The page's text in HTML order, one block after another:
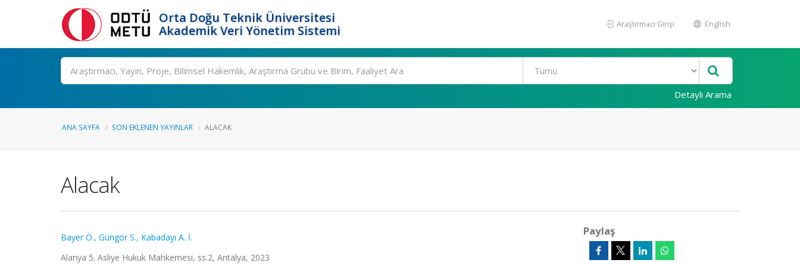
Orta Doğu Teknik Üniversitesi
Akademik Veri Yönetim Sistemi
Araştırmacı Girişi English
Ara
Detaylı Arama
ANA SAYFA SON EKLENEN YAYINLAR ALACAK
Alacak
Bayer Ö., Güngör S., Kabadayı A. İ.
Alanya 5. Asliye Hukuk Mahkemesi, ss.2, Antalya, 2023
Paylaş